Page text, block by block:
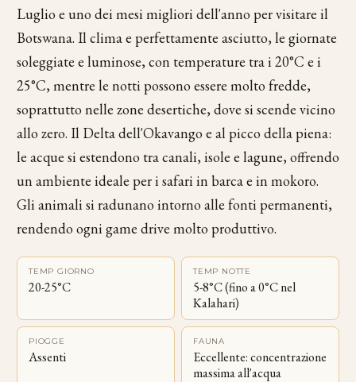
Luglio e uno dei mesi migliori dell'anno per visitare il
Botswana. Il clima e perfettamente asciutto, le giornate
soleggiate e luminose, con temperature tra i 20°C e i
25°C, mentre le notti possono essere molto fredde,
soprattutto nelle zone desertiche, dove si scende vicino
allo zero. Il Delta dell'Okavango e al picco della piena:
le acque si estendono tra canali, isole e lagune, offrendo
un ambiente ideale per i safari in barca e in mokoro.
Gli animali si radunano intorno alle fonti permanenti,
rendendo ogni game drive molto produttivo.
TEMP GIORNO
20-25°C
TEMP NOTTE
5-8°C (fino a 0°C nel
Kalahari)
PIOGGE
Assenti
FAUNA
Eccellente: concentrazione
massima all'acqua